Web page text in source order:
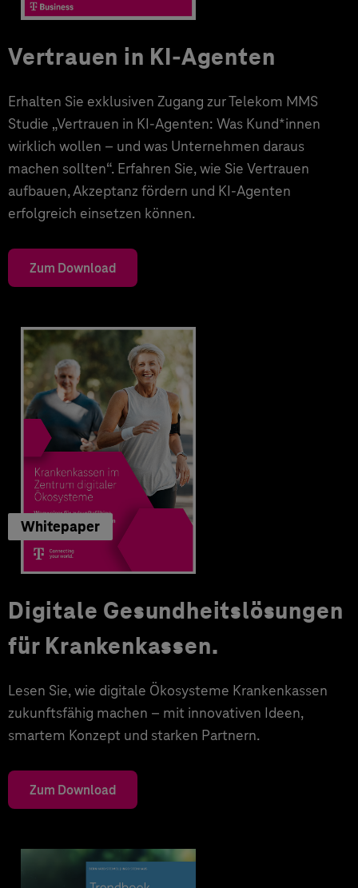
Vertrauen in KI-Agenten
Erhalten Sie exklusiven Zugang zur Telekom MMS
Studie „Vertrauen in KI-Agenten: Was Kund*innen
wirklich wollen – und was Unternehmen daraus
machen sollten“. Erfahren Sie, wie Sie Vertrauen
aufbauen, Akzeptanz fördern und KI-Agenten
erfolgreich einsetzen können.
Zum Download
Whitepaper
Digitale Gesundheitslösungen
für Krankenkassen.
Lesen Sie, wie digitale Ökosysteme Krankenkassen
zukunftsfähig machen – mit innovativen Ideen,
smartem Konzept und starken Partnern.
Zum Download